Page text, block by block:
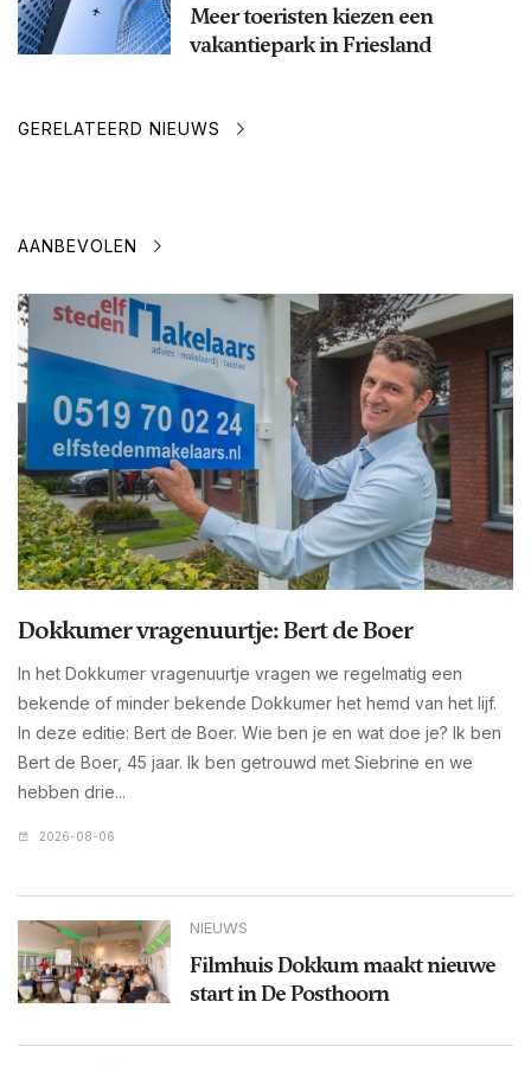
Meer toeristen kiezen een
vakantiepark in Friesland
GERELATEERD NIEUWS
AANBEVOLEN
Dokkumer vragenuurtje: Bert de Boer
In het Dokkumer vragenuurtje vragen we regelmatig een
bekende of minder bekende Dokkumer het hemd van het lijf.
In deze editie: Bert de Boer. Wie ben je en wat doe je? Ik ben
Bert de Boer, 45 jaar. Ik ben getrouwd met Siebrine en we
hebben drie...
2026-08-06
NIEUWS
Filmhuis Dokkum maakt nieuwe
start in De Posthoorn